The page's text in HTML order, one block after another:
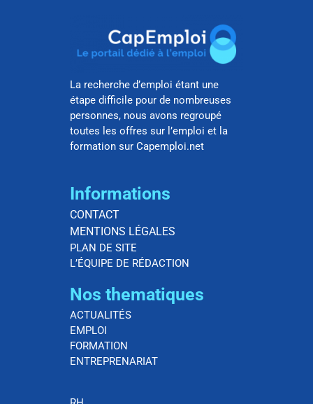
La recherche d’emploi étant une
étape difficile pour de nombreuses
personnes, nous avons regroupé
toutes les offres sur l’emploi et la
formation sur Capemploi.net
Informations
CONTACT
MENTIONS LÉGALES
PLAN DE SITE
L’ÉQUIPE DE RÉDACTION
Nos thematiques
ACTUALITÉS
EMPLOI
FORMATION
ENTREPRENARIAT